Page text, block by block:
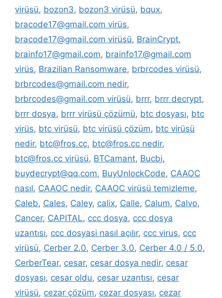
virüsü, bozon3, bozon3 virüsü, bqux,
bracode17@gmail.com virüs,
bracode17@gmail.com virüsü, BrainCrypt,
brainfo17@gmail.com, brainfo17@gmail.com
virüs, Brazilian Ransomware, brbrcodes virüsü,
brbrcodes@gmail.com nedir,
brbrcodes@gmail.com virüsü, brrr, brrr decrypt,
brrr dosya, brrr virüsü çözümü, btc dosyası, btc
virüs, btc virüsü, btc virüsü çözüm, btc virüsü
nedir, btc@fros.cc, btc@fros.cc nedir,
btc@fros.cc virüsü, BTCamant, Bucbi,
buydecrypt@qq.com, BuyUnlockCode, CAAOC
nasıl, CAAOC nedir, CAAOC virüsü temizleme,
Caleb, Cales, Caley, calix, Calle, Calum, Calvo,
Cancer, CAPITAL, ccc dosya, ccc dosya
uzantısı, ccc dosyasi nasıl açılır, ccc virus, ccc
virüsü, Cerber 2.0, Cerber 3.0, Cerber 4.0 / 5.0,
CerberTear, cesar, cesar dosya nedir, cesar
dosyası, cesar oldu, cesar uzantısı, cesar
virüsü, cezar çözüm, cezar dosyası, cezar